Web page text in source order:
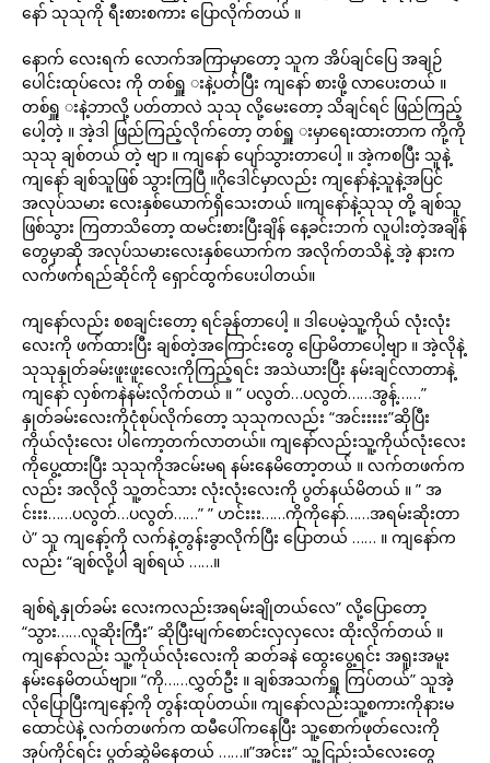
နော် သုသုကို ရီးစားစကား ပြောလိုက်တယ် ။
နောက် လေးရက် လောက်အကြာမှာတော့ သူက အိပ်ချင်ပြေ အချဉ်
ပေါင်းထုပ်လေး ကို တစ်ရှူ းနဲ့ပတ်ပြီး ကျနော် စားဖို့ လာပေးတယ် ။
တစ်ရှူ းနဲ့ဘာလို့ ပတ်တာလဲ သုသု လို့မေးတော့ သိချင်ရင် ဖြည်ကြည့်
ပေါ့တဲ့ ။ အဲ့ဒါ ဖြည်ကြည့်လိုက်တော့ တစ်ရှူ းမှာရေးထားတာက ကို့ကို
သုသု ချစ်တယ် တဲ့ ဗျာ ။ ကျနော် ပျော်သွားတာပေါ့ ။ အဲ့ကစပြီး သူနဲ့
ကျနော် ချစ်သူဖြစ် သွားကြပြီ ။ဂိုဒေါင်မှာလည်း ကျနော်နဲ့သူနဲ့အပြင်
အလုပ်သမား လေးနှစ်ယောက်ရှိသေးတယ် ။ကျနော်နဲ့သုသု တို့ ချစ်သူ
ဖြစ်သွား ကြတာသိတော့ ထမင်းစားပြီးချိန် နေ့ခင်းဘက် လူပါးတဲ့အချိန်
တွေမှာဆို အလုပ်သမားလေးနှစ်ယောက်က အလိုက်တသိနဲ့ အဲ့ နားက
လက်ဖက်ရည်ဆိုင်ကို ရှောင်ထွက်ပေးပါတယ်။
ကျနော်လည်း စစချင်းတော့ ရင်ခုန်တာပေါ့ ။ ဒါပေမဲ့သူ့ကိုယ် လုံးလုံး
လေးကို ဖက်ထားပြီး ချစ်တဲ့အကြောင်းတွေ ပြောမိတာပေါ့ဗျာ ။ အဲ့လိုနဲ့
သုသုနှုတ်ခမ်းဖူးဖူးလေးကိုကြည့်ရင်း အသဲယားပြီး နမ်းချင်လာတာနဲ့
ကျနော် လှစ်ကနဲနမ်းလိုက်တယ် ။ ” ပလွတ်…ပလွတ်……အွန့်……”
နှုတ်ခမ်းလေးကိုငုံစုပ်လိုက်တော့ သုသုကလည်း “အင်းးးးး”ဆိုပြီး
ကိုယ်လုံးလေး ပါကော့တက်လာတယ်။ ကျနော်လည်းသူ့ကိုယ်လုံးလေး
ကိုပွေ့ထားပြီး သုသုကိုအငမ်းမရ နမ်းနေမိတော့တယ် ။ လက်တဖက်က
လည်း အလိုလို သူ့တင်သား လုံးလုံးလေးကို ပွတ်နယ်မိတယ် ။ ” အ
င်းးး……ပလွတ်…ပလွတ်……” ” ဟင်းးး……ကိုကိုနော်……အရမ်းဆိုးတာ
ပဲ” သူ ကျနော့်ကို လက်နဲ့တွန်းခွာလိုက်ပြီး ပြောတယ် …… ။ ကျနော်က
လည်း “ချစ်လို့ပါ ချစ်ရယ် ……။
ချစ်ရဲ့နှုတ်ခမ်း လေးကလည်းအရမ်းချိုတယ်လေ” လို့ပြောတော့
“သွား……လူဆိုးကြီး” ဆိုပြီးမျက်စောင်းလှလှလေး ထိုးလိုက်တယ် ။
ကျနော်လည်း သူ့ကိုယ်လုံးလေးကို ဆတ်ခနဲ ထွေးပွေ့ရင်း အရူးအမူး
နမ်းနေမိတယ်ဗျာ။ “ကို……လွှတ်ဦး ။ ချစ်အသက်ရှူ ကြပ်တယ်” သူအဲ့
လိုပြောပြီးကျနော့်ကို တွန်းထုပ်တယ်။ ကျနော်လည်းသူ့စကားကိုနားမ
ထောင်ပဲနဲ့ လက်တဖက်က ထမီပေါ်ကနေပြီး သူ့စောက်ဖုတ်လေးကို
အုပ်ကိုင်ရင်း ပွတ်ဆွဲမိနေတယ် ……။”အင်းး” သူ့ငြည်းသံလေးတွေ